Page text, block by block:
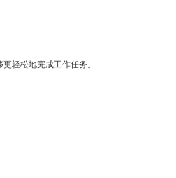
轻松地完成工作任务。